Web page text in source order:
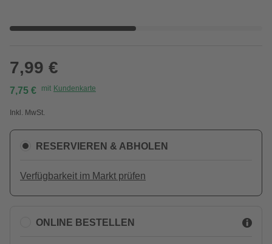
7,99 €
7,75 € mit Kundenkarte
Inkl. MwSt.
RESERVIEREN & ABHOLEN
Verfügbarkeit im Markt prüfen
ONLINE BESTELLEN